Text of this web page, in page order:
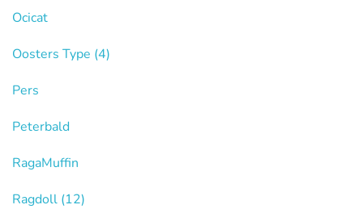
Ocicat
Oosters Type (4)
Pers
Peterbald
RagaMuffin
Ragdoll (12)